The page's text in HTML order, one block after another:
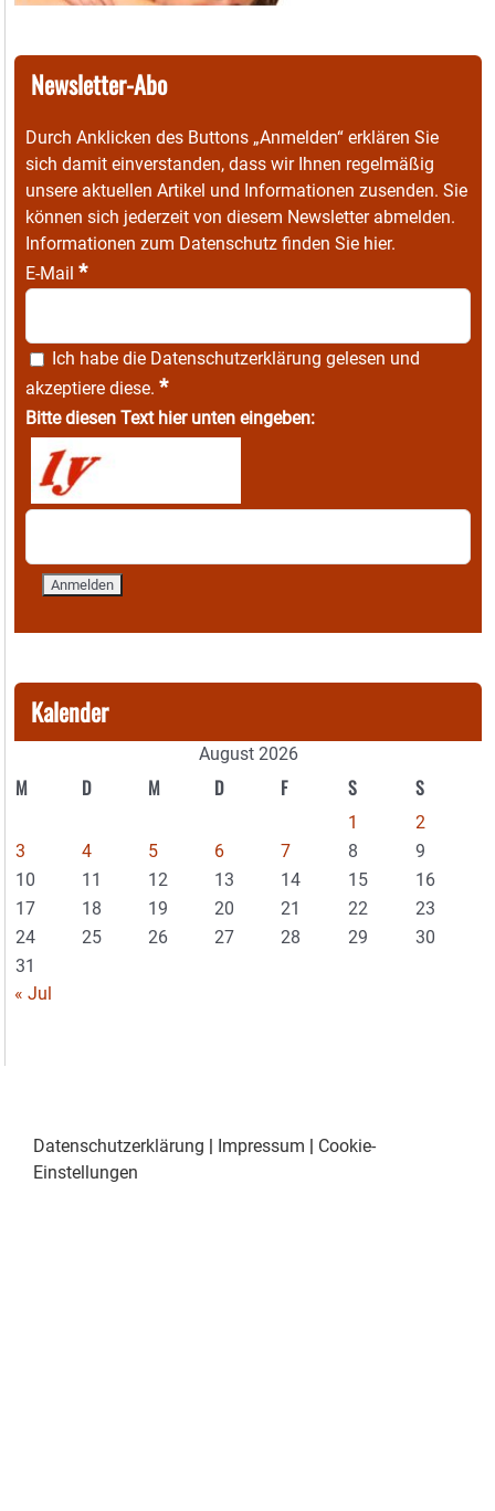
Newsletter-Abo
Durch Anklicken des Buttons „Anmelden“ erklären Sie
sich damit einverstanden, dass wir Ihnen regelmäßig
unsere aktuellen Artikel und Informationen zusenden. Sie
können sich jederzeit von diesem Newsletter abmelden.
Informationen zum Datenschutz finden Sie hier.
E-Mail *
Ich habe die Datenschutzerklärung gelesen und
akzeptiere diese. *
Bitte diesen Text hier unten eingeben:
Kalender
August 2026
M D M D F S S
1
2
3
4 5 6 7 8
9
10
11 12 13 14 15
16
17
18 19 20 21 22
23
24
25 26 27 28 29
30
31
« Jul
Datenschutzerklärung | Impressum | Cookie-
Einstellungen